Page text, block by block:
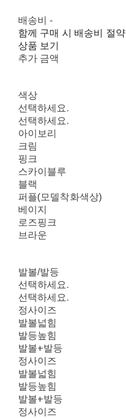
배송비 -
함께 구매 시 배송비 절약
상품 보기
추가 금액
색상
선택하세요.
선택하세요.
아이보리
크림
핑크
스카이블루
블랙
퍼플(모델착화색상)
베이지
로즈핑크
브라운
발볼/발등
선택하세요.
선택하세요.
정사이즈
발볼넓힘
발등높힘
발볼+발등
정사이즈
발볼넓힘
발등높힘
발볼+발등
정사이즈